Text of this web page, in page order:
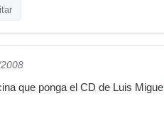
que ponga el CD de Luis Miguel